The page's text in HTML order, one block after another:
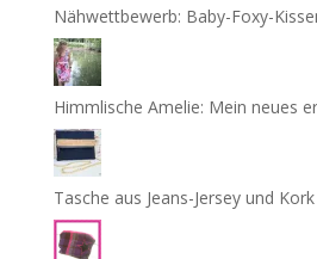
Nähwettbewerb: Baby-Foxy-
Himmlische Amelie: Mein neues
Tasche aus Jeans-Jersey und Kork